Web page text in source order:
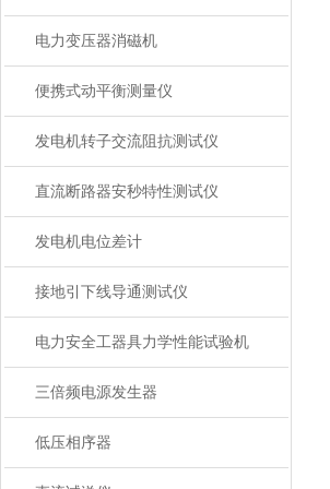
电力变压器消磁机
便携式动平衡测量仪
发电机转子交流阻抗测试仪
直流断路器安秒特性测试仪
发电机电位差计
接地引下线导通测试仪
电力安全工器具力学性能试验机
三倍频电源发生器
低压相序器